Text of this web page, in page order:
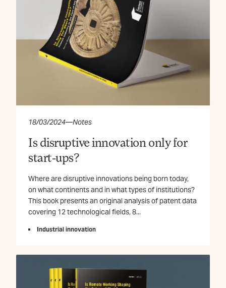
18/03/2024—Notes
Is disruptive innovation only for
start-ups?
Where are disruptive innovations being born today,
on what continents and in what types of institutions?
This book presents an original analysis of patent data
covering 12 technological fields, 8...
Industrial innovation